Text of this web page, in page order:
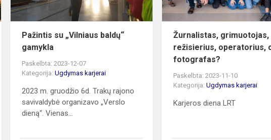
mokslų
universitetą
Pažintis su „Vilniaus baldų“
gamykla
Paskelbta: 2023-12-07
Kategorija:Ugdymas karjerai
2023 m. gruodžio 6d. Trakų rajono
savivaldybė organizavo „Verslo
dieną“. Vienas...
Žurnalistas, grimuotojas,
režisierius, operatorius,
fotografas?
Paskelbta: 2023-11-10
Kategorija:Ugdymas karjerai
Karjeros diena LRT